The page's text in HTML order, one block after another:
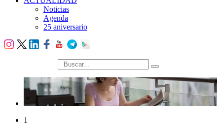
Noticias
Agenda
25 aniversario
búsqueda
1